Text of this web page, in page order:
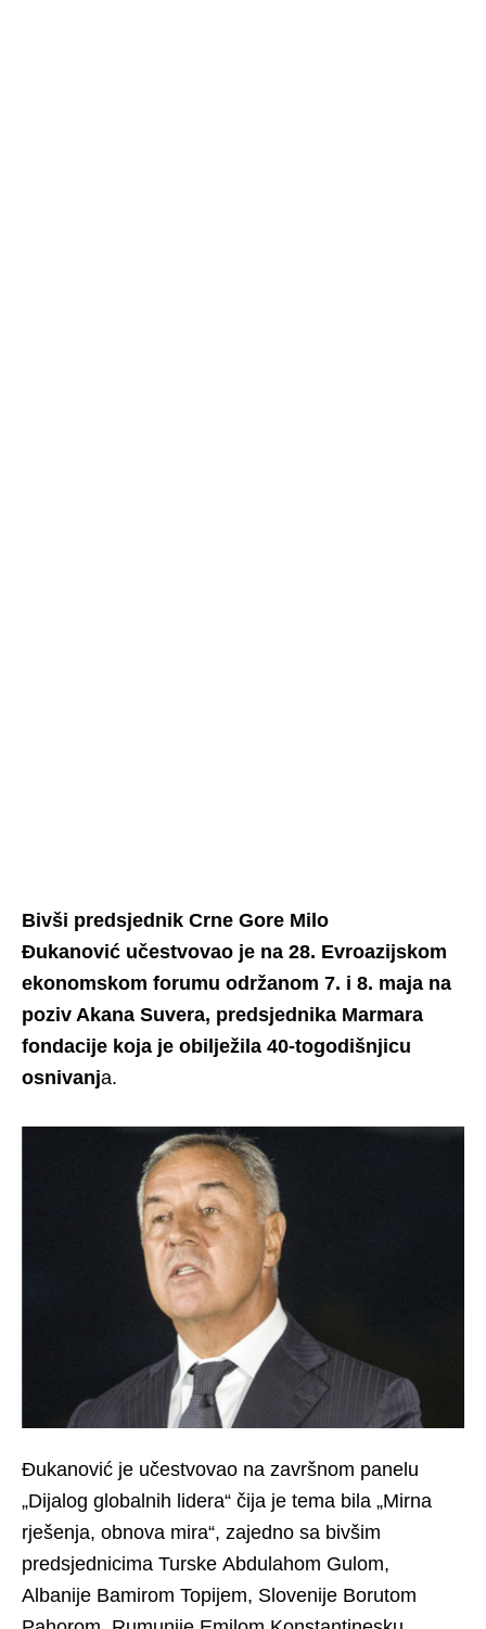
Bivši predsjednik Crne Gore Milo
Đukanović učestvovao je na 28. Evroazijskom
ekonomskom forumu održanom 7. i 8. maja na
poziv Akana Suvera, predsjednika Marmara
fondacije koja je obilježila 40-togodišnjicu
osnivanja.
Đukanović je učestvovao na završnom panelu
„Dijalog globalnih lidera“ čija je tema bila „Mirna
rješenja, obnova mira“, zajedno sa bivšim
predsjednicima Turske Abdulahom Gulom,
Albanije Bamirom Topijem, Slovenije Borutom